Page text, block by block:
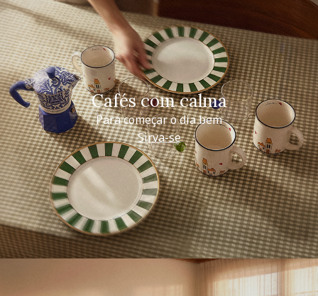
Cafés com calma
Para começar o dia bem
Sirva-se